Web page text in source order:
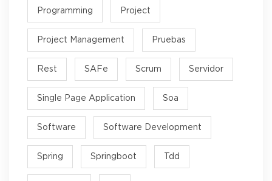
Programming Project
Project Management Pruebas
Rest SAFe Scrum Servidor
Single Page Application Soa
Software Software Development
Spring Springboot Tdd